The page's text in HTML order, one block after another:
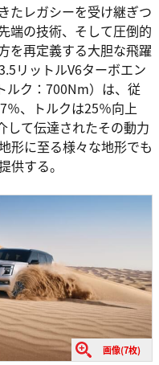
たレガシーを受け継ぎつ
端の技術、そして圧倒的
を再定義する大胆な飛躍
リットルV6ターボエン
ルク：700Nm）は、従
％、トルクは25％向上
して伝達されたその動力
形に至る様々な地形でも
供する。
画像(7枚)